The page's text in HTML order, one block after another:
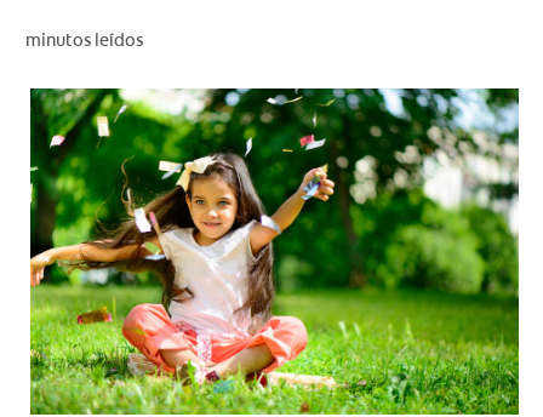
PARA PROFESIONALES
AR (ES)
SUSCRIBITE
minutos leídos